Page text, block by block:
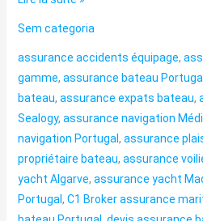
Sem categoria
assurance accidents équipage,
gamme, assurance bateau Portugal
bateau, assurance expats bateau,
Sealogy, assurance navigation
navigation Portugal , assurance
propriétaire bateau, assurance
yacht Algarve, assurance yacht
Portugal , C1 Broker assurance